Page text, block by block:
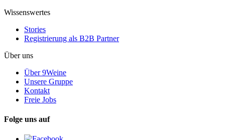
Wissenswertes
Stories
Registrierung als B2B Partner
Über uns
Über 9Weine
Unsere Gruppe
Kontakt
Freie Jobs
Folge uns auf